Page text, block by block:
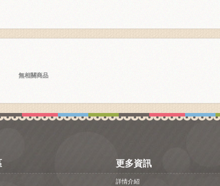
無相關商品
更多資訊
詳情介紹